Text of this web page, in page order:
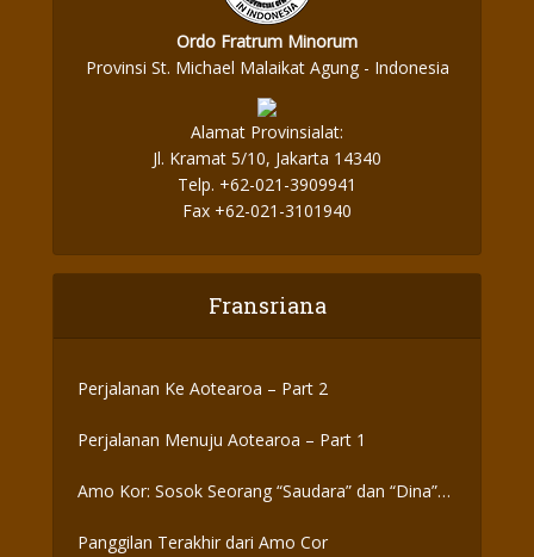
Ordo Fratrum Minorum
Provinsi St. Michael Malaikat Agung - Indonesia
Alamat Provinsialat:
Jl. Kramat 5/10, Jakarta 14340
Telp. +62-021-3909941
Fax +62-021-3101940
Fransriana
Perjalanan Ke Aotearoa – Part 2
Perjalanan Menuju Aotearoa – Part 1
Amo Kor: Sosok Seorang “Saudara” dan “Dina”
Panggilan Terakhir dari Amo Cor